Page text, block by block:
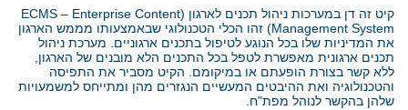
קיט זה דן במערכות ניהול תכנים לארגון (ECMS – Enterprise Content
Management System) זהו הכלי הטכנולוגי שבאמצעותו מממש הארגון
את המדיניות שלו בכל הנוגע לטיפול בתכנים ארגוניים. מערכת ניהול
תכנים ארגונית מאפשרת לטפל בכל התכנים הלא מובנים של הארגון,
ללא קשר בצורת הופעתם או במיקומם. הקיט מסביר את התפיסה
והטכנולוגיה ואת ההיבטים המעשיים הנגזרים מהן ומתייחס למשמעויות
שלהן בהקשר לנוהל מפת"ח.